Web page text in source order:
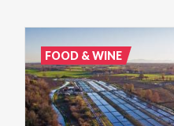
FOOD & WINE